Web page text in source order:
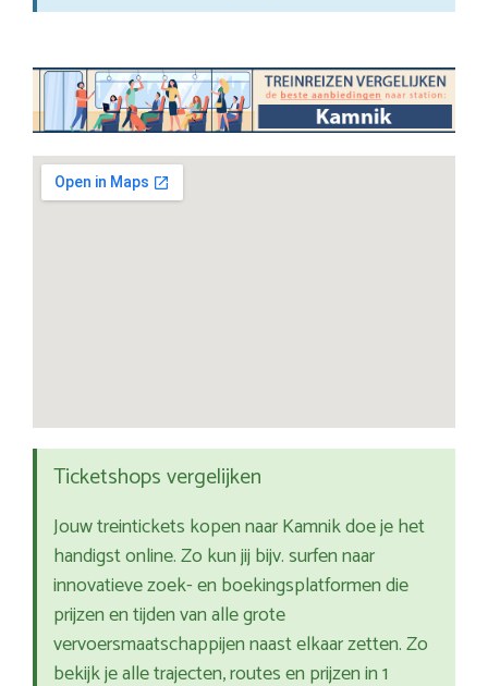
Ticketshops vergelijken
Jouw treintickets kopen naar Kamnik doe je het
handigst online. Zo kun jij bijv. surfen naar
innovatieve zoek- en boekingsplatformen die
prijzen en tijden van alle grote
vervoersmaatschappijen naast elkaar zetten. Zo
bekijk je alle trajecten, routes en prijzen in 1